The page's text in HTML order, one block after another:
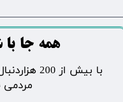
​​​همه جا با
​با بیش از
مردمی